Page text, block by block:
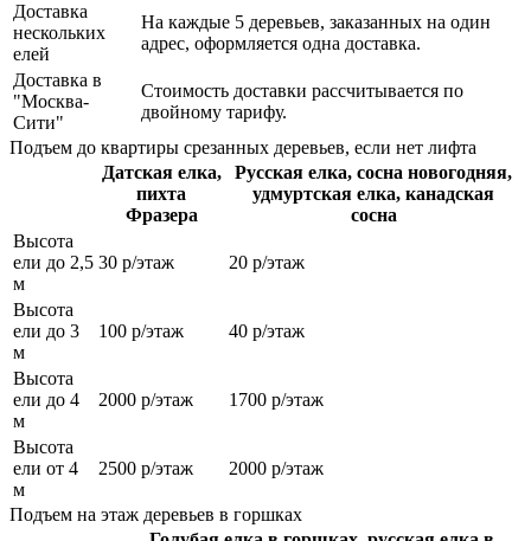
Доставка
нескольких
елей
На каждые 5 деревьев, заказанных на один
адрес, оформляется одна доставка.
Доставка в
"Москва-
Сити"
Стоимость доставки рассчитывается по
двойному тарифу.
Подъем до квартиры срезанных деревьев, если нет лифта
Датская елка,
пихта
Фразера
Русская елка, сосна новогодняя,
удмуртская елка, канадская
сосна
Высота
ели до 2,5
м
30 р/этаж 20 р/этаж
Высота
ели до 3
м
100 р/этаж 40 р/этаж
Высота
ели до 4
м
2000 р/этаж 1700 р/этаж
Высота
ели от 4
м
2500 р/этаж 2000 р/этаж
Подъем на этаж деревьев в горшках